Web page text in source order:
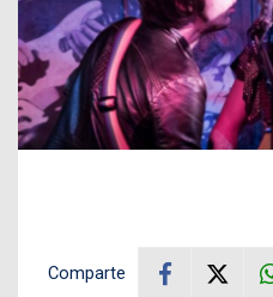
Comparte